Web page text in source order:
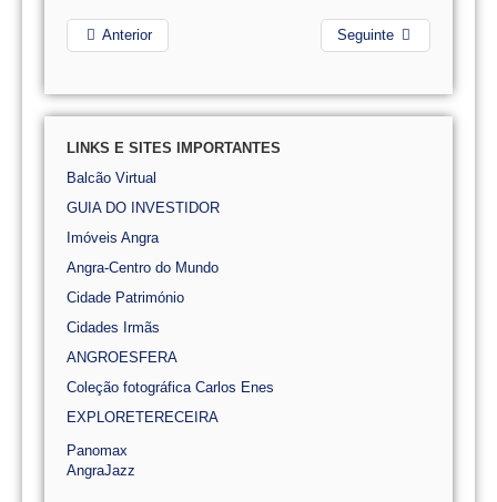
Anterior Seguinte
LINKS E SITES IMPORTANTES
Balcão Virtual
GUIA DO INVESTIDOR
Imóveis Angra
Angra-Centro do Mundo
Cidade Património
Cidades Irmãs
ANGROESFERA
Coleção fotográfica Carlos Enes
EXPLORETERECEIRA
Panomax
AngraJazz